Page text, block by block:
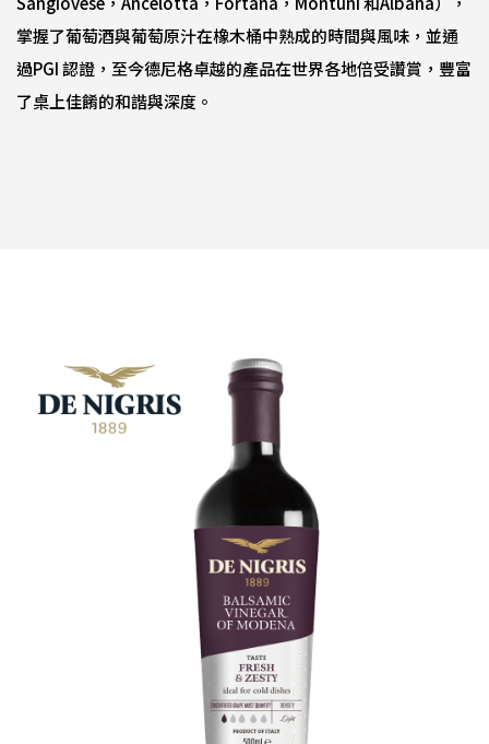
掌握了葡萄酒與葡萄原汁在橡木桶中熟成的時間與風味，並通
過PGI 認證，至今德尼格卓越的產品在世界各地倍受讚賞，豐富
了桌上佳餚的和諧與深度。